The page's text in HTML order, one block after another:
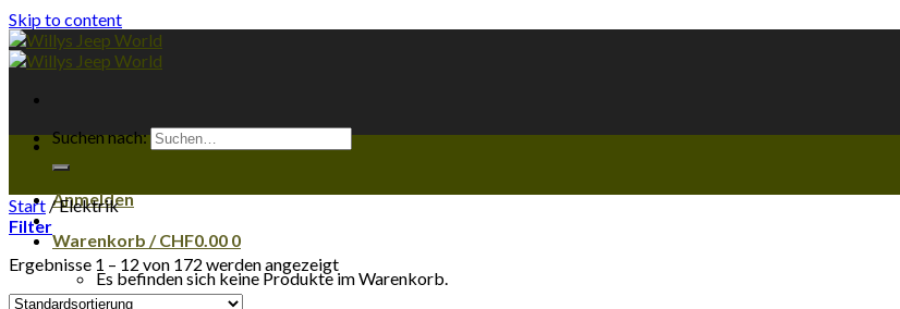
Skip to content
Suchen nach:
Anmelden
Warenkorb /CHF0.00 0
Es befinden sich keine Produkte im Warenkorb.
Start /Elektrik
Filter
Ergebnisse 1 – 12 von 172 werden angezeigt